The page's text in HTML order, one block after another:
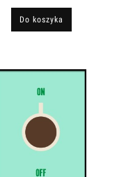
Do koszyka